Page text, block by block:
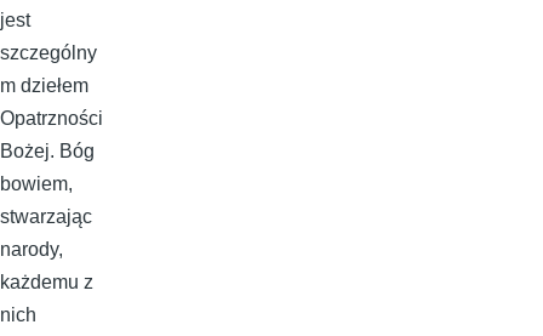
jest
szczególny
m dziełem
Opatrzności
Bożej. Bóg
bowiem,
stwarzając
narody,
każdemu z
nich